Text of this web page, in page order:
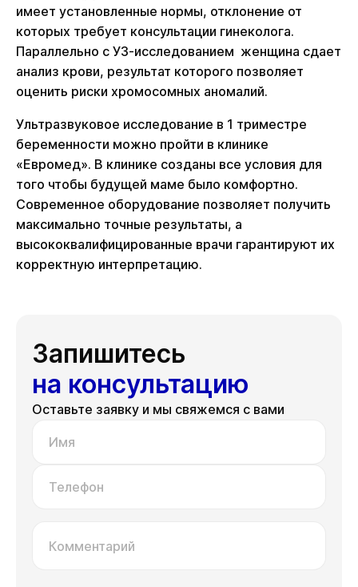
имеет установленные нормы, отклонение от
которых требует консультации гинеколога.
Параллельно с УЗ-исследованием женщина сдает
анализ крови, результат которого позволяет
оценить риски хромосомных аномалий.
Ультразвуковое исследование в 1 триместре
беременности можно пройти в клинике
«Евромед». В клинике созданы все условия для
того чтобы будущей маме было комфортно.
Современное оборудование позволяет получить
максимально точные результаты, а
высококвалифицированные врачи гарантируют их
корректную интерпретацию.
Запишитесь
на консультацию
Оставьте заявку и мы свяжемся с вами
Имя
Телефон
Комментарий